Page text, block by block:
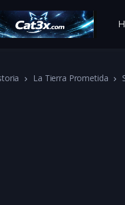
La Tierra Prometida